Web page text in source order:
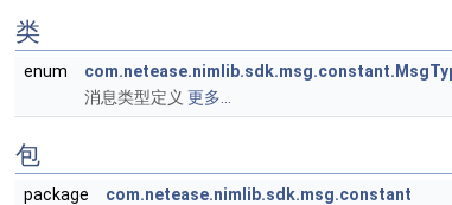
类
enum
消息类型定义 更多...
包
package com.netease.nimlib.sdk.msg.constant